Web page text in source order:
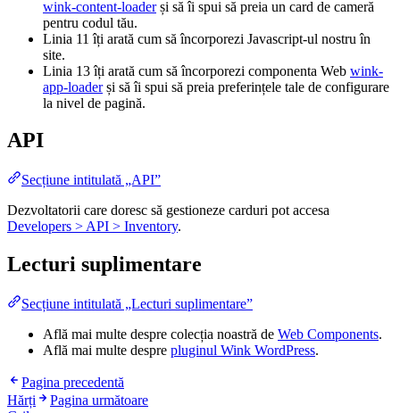
wink-content-loaderși să îi spui să preia un card de cameră
pentru codul tău.
Linia 11 îți arată cum să încorporezi Javascript-ul nostru în
site.
Linia 13 îți arată cum să încorporezi componenta Web wink-
app-loaderși să îi spui să preia preferințele tale de configurare
la nivel de pagină.
API
Secțiune intitulată „API”
Dezvoltatorii care doresc să gestioneze carduri pot accesa
Developers > API > Inventory.
Lecturi suplimentare
Secțiune intitulată „Lecturi suplimentare”
Află mai multe despre colecția noastră de Web Components.
Află mai multe despre pluginul Wink WordPress.
Pagina precedentă
Hărți
Pagina următoare